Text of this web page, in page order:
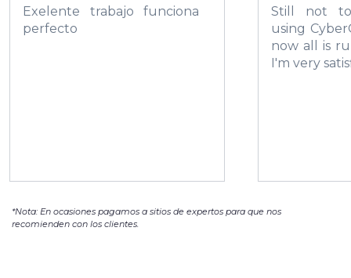
Exelente trabajo funciona
perfecto
Still not
using
now all is
I'm very
*Nota: En ocasiones pagamos a sitios de expertos para que nos
recomienden con los clientes.